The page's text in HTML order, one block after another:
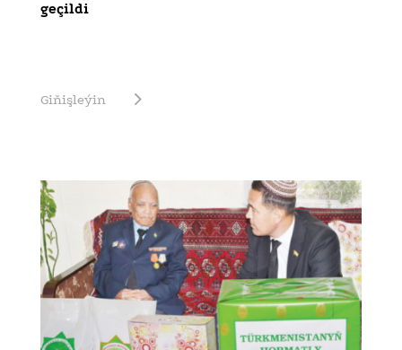
geçildi
Giňişleýin